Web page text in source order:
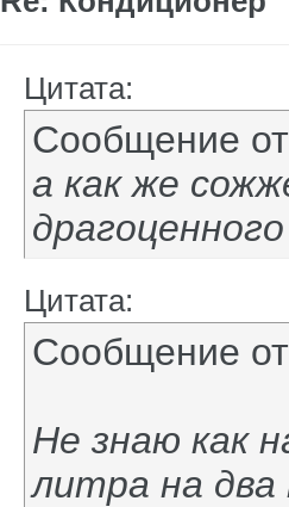
Цитата:
Сообщение
а как же
Цитата:
Сообщение
Не знаю как
литра на два